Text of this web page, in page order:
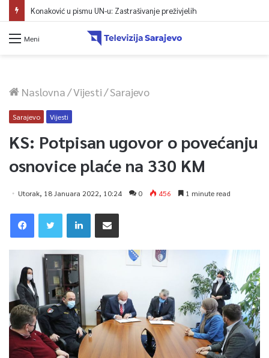
Konaković u pismu UN-u: Zastrašivanje preživjelih
Meni
Naslovna/Vijesti/Sarajevo
Sarajevo Vijesti
KS: Potpisan ugovor o povećanju
osnovice plaće na 330 KM
Utorak, 18 Januara 2022, 10:24 0 456 1 minute read